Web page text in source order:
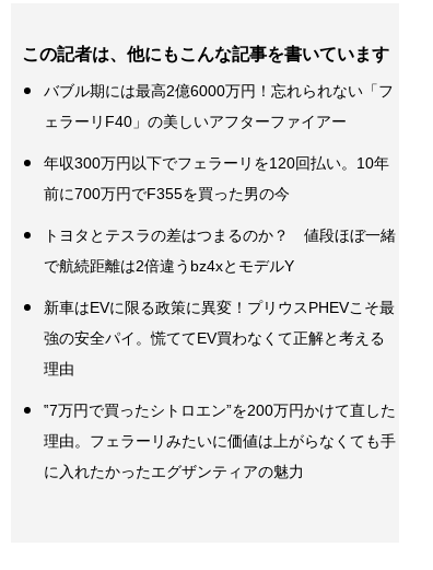
この記者は、他にもこんな記事を書いています
バブル期には最高2億6000万円！忘れられない「フ
ェラーリF40」の美しいアフターファイアー
年収300万円以下でフェラーリを120回払い。10年
前に700万円でF355を買った男の今
トヨタとテスラの差はつまるのか？ 値段ほぼ一緒
で航続距離は2倍違うbz4xとモデルY
新車はEVに限る政策に異変！プリウスPHEVこそ最
強の安全パイ。慌ててEV買わなくて正解と考える
理由
‟7万円で買ったシトロエン”を200万円かけて直した
理由。フェラーリみたいに価値は上がらなくても手
に入れたかったエグザンティアの魅力